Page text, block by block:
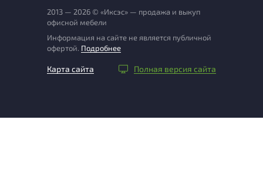
2013 — 2026 © «Иксэс» — продажа и выкуп
офисной мебели
Информация на сайте не является публичной
офертой. Подробнее
Карта сайта Полная версия сайта